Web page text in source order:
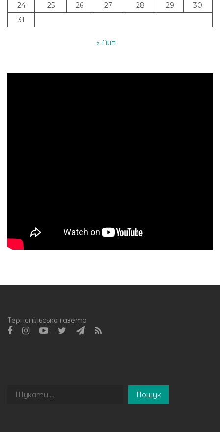
24
25 26 27 28 29
30
31
« Лип
Тернопільська газета
Пошук
Пошук